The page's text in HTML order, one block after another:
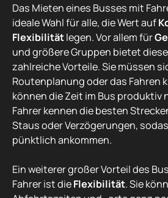
Das Mieten eines Busses mit
ideale Wahl für alle, die Wert auf
Flexibilitätlegen. Vor allem für
und größere Gruppen bietet
zahlreiche Vorteile. Sie müssen
Routenplanung oder das Fahren
können die Zeit im Bus produktiv
Fahrer kennen die besten
Staus oder Verzögerungen,
pünktlich ankommen.
Ein weiterer großer Vorteil des
Fahrer ist dieFlexibilität. Sie